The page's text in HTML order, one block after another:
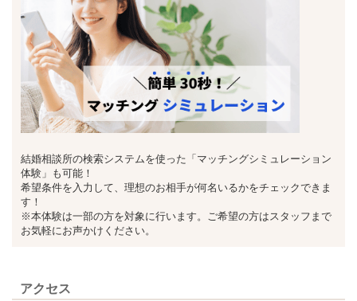
結婚相談所の検索システムを使った「マッチングシミュレーション
体験」も可能！
希望条件を入力して、理想のお相手が何名いるかをチェックできま
す！
※本体験は一部の方を対象に行います。ご希望の方はスタッフまで
お気軽にお声かけください。
アクセス